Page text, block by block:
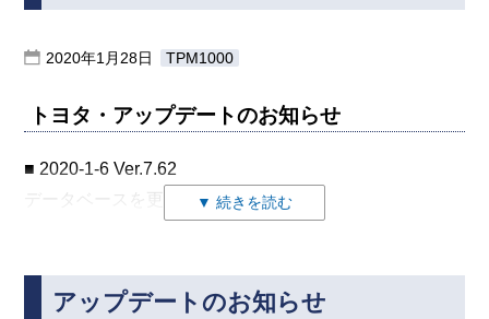
2020年1月28日 TPM1000
▼ 続きを読む
トヨタ・アップデートのお知らせ
■ 2020-1-6 Ver.7.62
データベースを更新しました。
・LEXUS
RC300 [ASC10 / 8AR-FTS] 2019(R1)年11月～
アップデートのお知らせ